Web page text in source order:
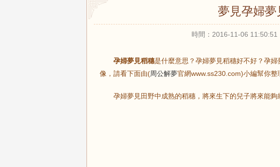
夢見孕婦夢
時間：2016-11-06
孕婦夢見稻穗是什麼意思？孕婦夢見稻穗好不好？孕
像，請看下面由(周公解夢官網www.ss230.com)小編幫你整
孕婦夢見田野中成熟的稻穗，將來生下的兒子將來能夠